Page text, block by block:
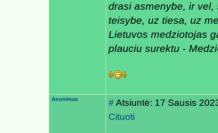
drasi asmenybe, ir
teisybe, uz tiesa, uz
Lietuvos medziotojas
plauciu surektu -
Anonimas #Atsiuntė: 17 Sausis
Cituoti